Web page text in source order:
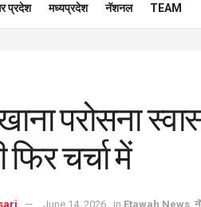
प्रदेश मध्यप्रदेश नॅशनल TEAM
परोसना
चर्चा में
June 14, 2026 in Etawah News